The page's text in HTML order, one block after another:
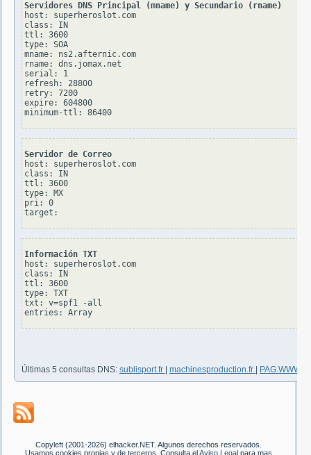
Servidores DNS Principal (mname) y Secundario (rname)
host: superheroslot.com
class: IN
ttl: 3600
type: SOA
mname: ns2.afternic.com
rname: dns.jomax.net
serial: 1
refresh: 28800
retry: 7200
expire: 604800
Servidor de Correo
host: superheroslot.com
class: IN
ttl: 3600
type: MX
pri: 0
Información TXT
host: superheroslot.com
class: IN
ttl: 3600
type: TXT
txt: v=spf1 -all
Últimas 5 consultas DNS: sublisport.fr machinesproduction.fr
Copyleft (2001-2026) elhacker.NET. Algunos derechos reservados.
Usamos cookies propias y de terceros. Consulta el Aviso Legal para mas